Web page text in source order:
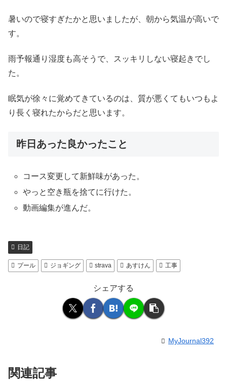
暑いので寝すぎたかと思いましたが、朝から気温が高いで
す。
雨予報通り湿度も高そうで、スッキリしない寝起きでし
た。
眠気が徐々に覚めてきているのは、質が悪くてもいつもよ
り長く寝れたからだと思います。
昨日あった良かったこと
コース変更して新鮮味があった。
やっと空き瓶を捨てに行けた。
動画編集が進んだ。
日記
プール ジョギング strava あすけん 工事
シェアする
MyJournal392
関連記事